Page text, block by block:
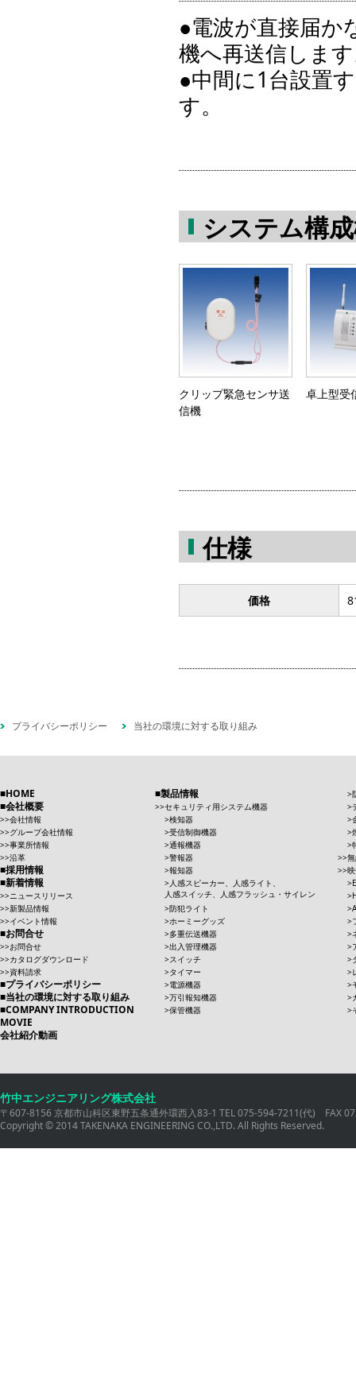
●電波が直接届か
機へ再送信しま
●中間に1台設置
す。
システム構
クリップ緊急センサ送
信機
卓上型受
仕様
価格
プライバシーポリシー 当社の環境に対する取り組み
HOME
会社概要
会社情報
グループ会社情報
事業所情報
沿革
採用情報
新着情報
ニュースリリース
新製品情報
イベント情報
お問合せ
お問合せ
カタログダウンロード
資料請求
プライバシーポリシー
当社の環境に対する取り組み
COMPANY INTRODUCTION
MOVIE
会社紹介動画
製品情報
セキュリティ用システム機器
検知器
受信制御機器
通報機器
警報器
報知器
人感スピーカー、人感ライト、
人感スイッチ、人感フラッシュ・サイレン
防犯ライト
ホーミーグッズ
多重伝送機器
出入管理機器
スイッチ
タイマー
電源機器
万引報知機器
保管機器
竹中エンジニアリング株式会社
〒607-8156 京都市山科区東野五条通外環西入83-1 TEL 075-594-7211(代) FAX
Copyright © 2014 TAKENAKA ENGINEERING CO.,LTD. All Rights Reserved.